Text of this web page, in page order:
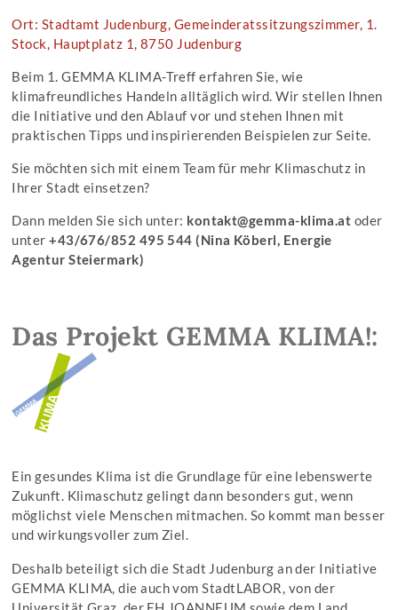
Ort: Stadtamt Judenburg, Gemeinderatssitzungszimmer, 1.
Stock, Hauptplatz 1, 8750 Judenburg
Beim 1. GEMMA KLIMA-Treff erfahren Sie, wie
klimafreundliches Handeln alltäglich wird. Wir stellen Ihnen
die Initiative und den Ablauf vor und stehen Ihnen mit
praktischen Tipps und inspirierenden Beispielen zur Seite.
Sie möchten sich mit einem Team für mehr Klimaschutz in
Ihrer Stadt einsetzen?
Dann melden Sie sich unter: kontakt@gemma-klima.at oder
unter+43/676/852 495 544 (Nina Köberl, Energie
Agentur Steiermark)
Das Projekt GEMMA KLIMA!:
Ein gesundes Klima ist die Grundlage für eine lebenswerte
Zukunft. Klimaschutz gelingt dann besonders gut, wenn
möglichst viele Menschen mitmachen. So kommt man besser
und wirkungsvoller zum Ziel.
Deshalb beteiligt sich die Stadt Judenburg an der Initiative
GEMMA KLIMA, die auch vom StadtLABOR, von der